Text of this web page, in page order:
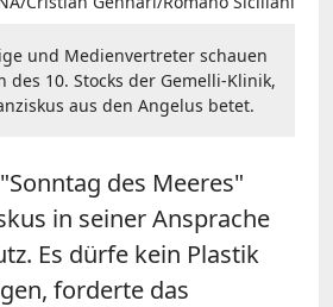
und Medienvertreter schauen
des 10. Stocks der Gemelli-Klinik,
aus den Angelus betet.
des Meeres"
in seiner Ansprache
Es dürfe kein Plastik
forderte das